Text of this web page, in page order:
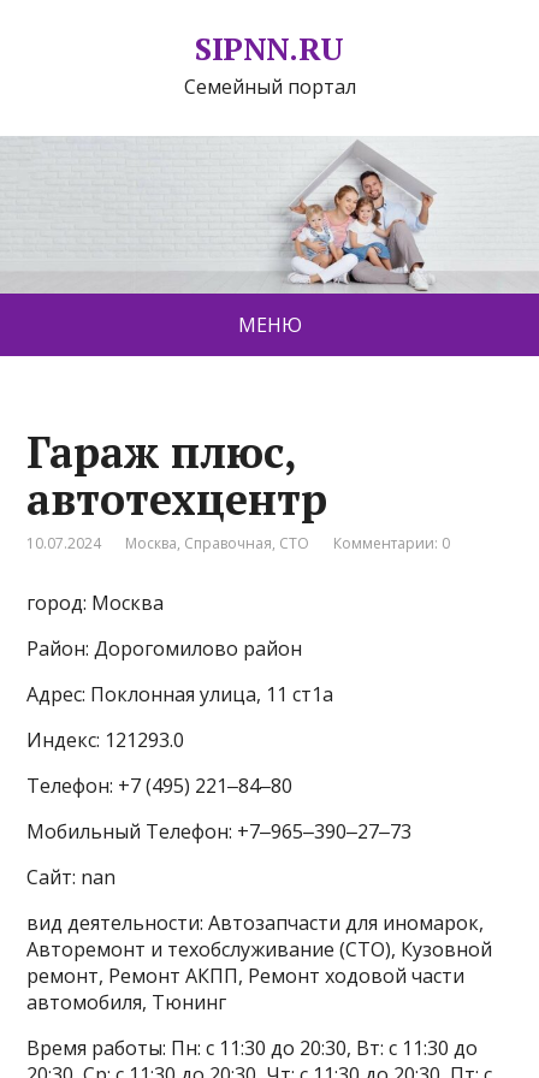
SIPNN.RU
Семейный портал
МЕНЮ
Гараж плюс,
автотехцентр
10.07.2024 Москва, Справочная, СТО Комментарии: 0
город: Москва
Район: Дорогомилово район
Адрес: Поклонная улица, 11 ст1а
Индекс: 121293.0
Телефон: +7 (495) 221‒84‒80
Мобильный Телефон: +7‒965‒390‒27‒73
Сайт: nan
вид деятельности: Автозапчасти для иномарок,
Авторемонт и техобслуживание (СТО), Кузовной
ремонт, Ремонт АКПП, Ремонт ходовой части
автомобиля, Тюнинг
Время работы: Пн: с 11:30 до 20:30, Вт: с 11:30 до